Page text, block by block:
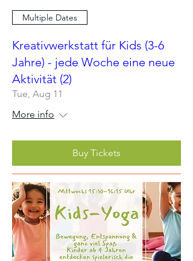
Multiple Dates
Kreativwerkstatt für Kids (3-6
Jahre) - jede Woche eine neue
Aktivität (2)
Tue, Aug 11
More info
Buy Tickets